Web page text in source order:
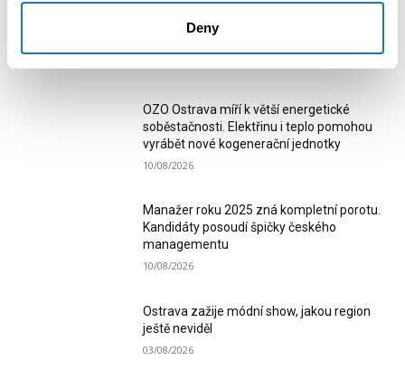
Deny
OZO Ostrava míří k větší energetické
soběstačnosti. Elektřinu i teplo pomohou
vyrábět nové kogenerační jednotky
10/08/2026
Manažer roku 2025 zná kompletní porotu.
Kandidáty posoudí špičky českého
managementu
10/08/2026
Ostrava zažije módní show, jakou region
ještě neviděl
03/08/2026